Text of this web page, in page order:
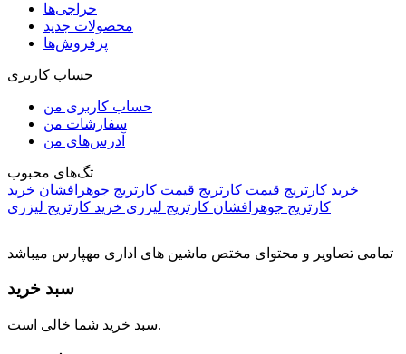
حراجی‌ها
محصولات جدید
پرفروش‌ها
حساب کاربری
حساب کاربری من
سفارشات من
آدرس‌های من
تگ‌های محبوب
خرید کارتریج قیمت کارتریج قیمت کارتریج جوهرافشان خرید
کارتریج جوهرافشان کارتریج لیزری خرید کارتریج لیزری
تمامی تصاویر و محتوای مختص ماشین های اداری مهپارس میباشد
سبد خرید
سبد خرید شما خالی است.